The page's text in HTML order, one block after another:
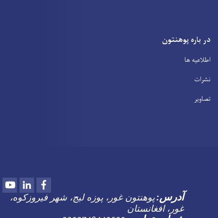
در باره پوهنتون
اطلاعیه ها
نشرات
تصاویر
YoutubeLinkedIn
آدرس:پوهنتون غور، پوزه لیج، شهر فیروزکوه،
غور، افغانستان